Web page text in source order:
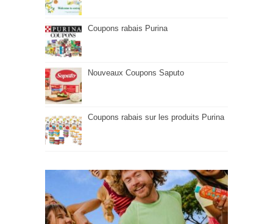
Coupons rabais Purina
Nouveaux Coupons Saputo
Coupons rabais sur les produits Purina